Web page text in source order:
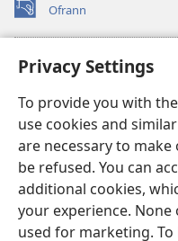
Privacy Settings
To provide you with
use cookies and
are necessary to
be refused. You can
additional cookies,
your experience.
used for marketing.
Ofrann
(opens
new
Bibliyotèk sou Entènèt
(opens
window)JW Hub
(opens
new
window)JW Library
Watchtower Library